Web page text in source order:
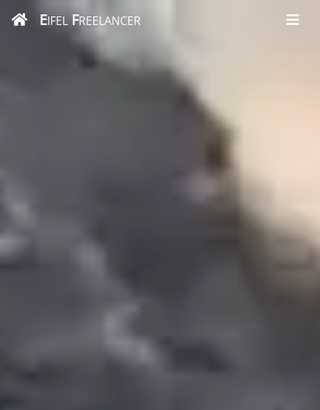
EIFELFREELANCER